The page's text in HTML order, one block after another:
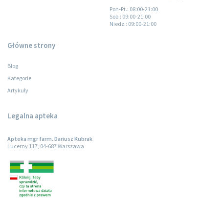
Pon-Pt.: 08:00-21:00
Sob.: 09:00-21:00
Niedz.: 09:00-21:00
Główne strony
Blog
Kategorie
Artykuły
Legalna apteka
Apteka mgr farm. Dariusz Kubrak
Lucerny 117, 04-687 Warszawa